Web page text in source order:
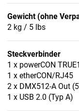
Gewicht (ohne
2 kg / 5 lbs
Steckverbinder
1 x powerCON TRUE1
1 x etherCON/RJ45
2 x DMX512-A Out
1 x USB 2.0 (Typ A)